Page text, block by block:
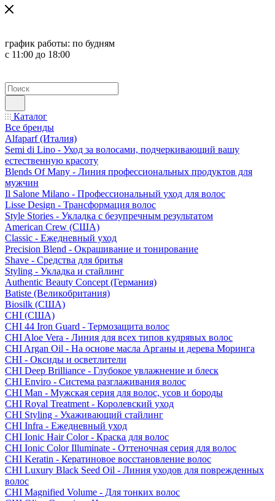
график работы: по будням
с 11:00 до 18:00
Каталог
Все бренды
Alfaparf (Италия)
Semi di Lino - Уход за волосами, подчеркивающий вашу
естественную красоту
Blends Of Many - Линия профессиональных продуктов для
мужчин
Il Salone Milano - Профессиональный уход для волос
Lisse Design - Трансформация волос
Style Stories - Укладка с безупречным результатом
American Crew (США)
Classic - Ежедневный уход
Precision Blend - Окрашивание и тонирование
Shave - Средства для бритья
Styling - Укладка и стайлинг
Authentic Beauty Concept (Германия)
Batiste (Великобритания)
Biosilk (США)
CHI (США)
CHI 44 Iron Guard - Термозащита волос
CHI Aloe Vera - Линия для всех типов кудрявых волос
CHI Argan Oil - На основе масла Арганы и дерева Моринга
CHI - Оксиды и осветлители
CHI Deep Brilliance - Глубокое увлажнение и блеск
CHI Enviro - Система разглаживания волос
CHI Man - Мужская серия для волос, усов и бороды
CHI Royal Treatment - Королевский уход
CHI Styling - Ухаживающий стайлинг
CHI Infra - Ежедневный уход
CHI Ionic Hair Color - Краска для волос
CHI Ionic Color Illuminate - Оттеночная серия для волос
CHI Keratin - Кератиновое восстановление волос
CHI Luxury Black Seed Oil - Линия уходов для поврежденных
волос
CHI Magnified Volume - Для тонких волос